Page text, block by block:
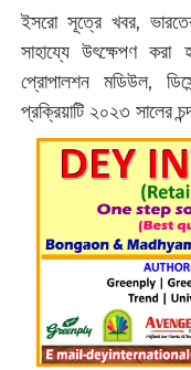
ইসরো সূত্রে খবর,
সাহায্যে উৎক্ষেপণ
প্রোপালশন মডিউল,
প্রক্রিয়াটি ২০২৩ সালের